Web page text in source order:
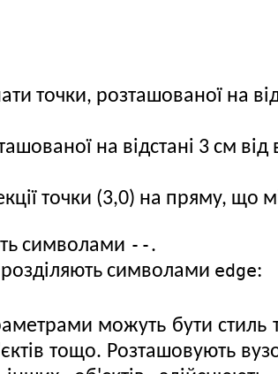
точки, розташованої на
на відстані 3 см
точки (3,0) на пряму, що
символами --.
символами edge:
можуть бути стиль
тощо. Розташовують